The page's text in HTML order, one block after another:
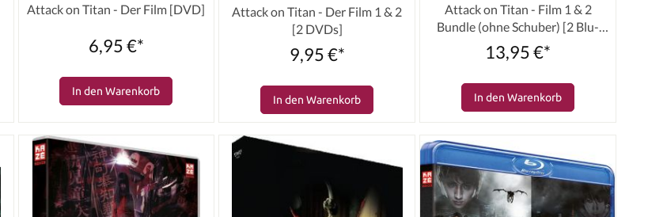
Attack on Titan - Der Film [DVD]
6,95 €*
In den Warenkorb
Attack on Titan - Der Film 1 & 2
[2 DVDs]
9,95 €*
In den Warenkorb
Attack on Titan - Film 1 & 2
Bundle (ohne Schuber) [2 Blu-
rays]
13,95 €*
In den Warenkorb